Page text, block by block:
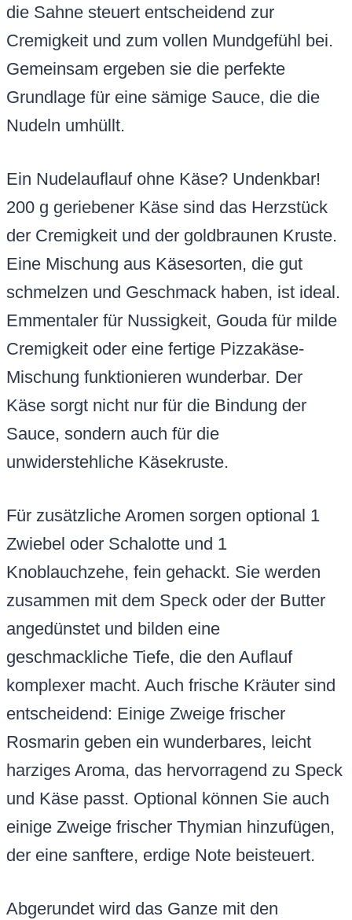
die Sahne steuert entscheidend zur
Cremigkeit und zum vollen Mundgefühl bei.
Gemeinsam ergeben sie die perfekte
Grundlage für eine sämige Sauce, die die
Nudeln umhüllt.
Ein Nudelauflauf ohne Käse? Undenkbar!
200 g geriebener Käse sind das Herzstück
der Cremigkeit und der goldbraunen Kruste.
Eine Mischung aus Käsesorten, die gut
schmelzen und Geschmack haben, ist ideal.
Emmentaler für Nussigkeit, Gouda für milde
Cremigkeit oder eine fertige Pizzakäse-
Mischung funktionieren wunderbar. Der
Käse sorgt nicht nur für die Bindung der
Sauce, sondern auch für die
unwiderstehliche Käsekruste.
Für zusätzliche Aromen sorgen optional 1
Zwiebel oder Schalotte und 1
Knoblauchzehe, fein gehackt. Sie werden
zusammen mit dem Speck oder der Butter
angedünstet und bilden eine
geschmackliche Tiefe, die den Auflauf
komplexer macht. Auch frische Kräuter sind
entscheidend: Einige Zweige frischer
Rosmarin geben ein wunderbares, leicht
harziges Aroma, das hervorragend zu Speck
und Käse passt. Optional können Sie auch
einige Zweige frischer Thymian hinzufügen,
der eine sanftere, erdige Note beisteuert.
Abgerundet wird das Ganze mit den